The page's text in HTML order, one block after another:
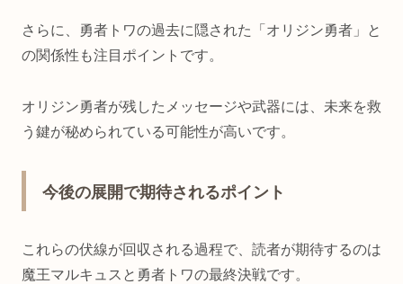
さらに、勇者トワの過去に隠された「オリジン勇者」と
の関係性も注目ポイントです。
オリジン勇者が残したメッセージや武器には、未来を救
う鍵が秘められている可能性が高いです。
今後の展開で期待されるポイント
これらの伏線が回収される過程で、読者が期待するのは
魔王マルキュスと勇者トワの最終決戦です。